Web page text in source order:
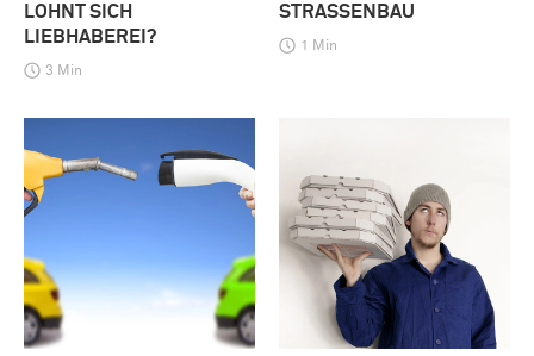
LOHNT SICH
LIEBHABEREI?
3 Min
STRASSENBAU
1 Min